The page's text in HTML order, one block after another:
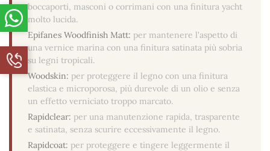
boccaporti, masconi o corrimani con una finitura yacht
molto lucida.
Epifanes Woodfinish Matt: per mantenere l'aspetto di
una vernice marina con una finitura satinata più sobria
su legni tropicali.
Woodskin: per proteggere il legno con una finitura
elastica e microporosa, più durevole di un olio e senza
un effetto verniciato troppo marcato.
Rapidclear: per una manutenzione rapida, trasparente
e satinata, senza scurire eccessivamente il legno.
Rapidcoat: per proteggere e tingere leggermente il